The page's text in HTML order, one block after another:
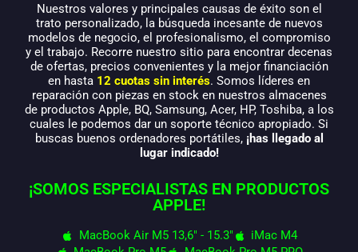
Nuestros valores y principales causas de éxito son el
trato personalizado, la búsqueda incesante de nuevos
modelos de negocio, el profesionalismo, el compromiso
y el trabajo. Recorre nuestro sitio para encontrar decenas
de ofertas, precios convenientes y la mejor financiación
en hasta 12 cuotas sin interés. Somos líderes en
reparación con piezas en stock en nuestros almacenes
de productos Apple, BQ, Samsung, Acer, HP, Toshiba, a los
cuales le podemos dar un soporte técnico apropiado. Si
buscas buenos ordenadores portátiles, ¡has llegado al
lugar indicado!
¡SOMOS ESPECIALISTAS EN PRODUCTOS
APPLE!
MacBook Air M5 13,6" - 15.3"
iMac M4